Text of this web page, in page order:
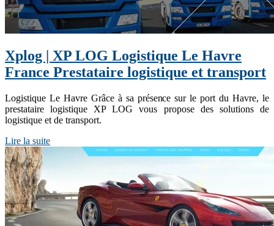
Xplog | XP LOG Logistique Le Havre
France Prestataire logistique et transport
Logistique Le Havre Grâce à sa présence sur le port du Havre, le
prestataire logistique XP LOG vous propose des solutions de
logistique et de transport.
Lire la suite